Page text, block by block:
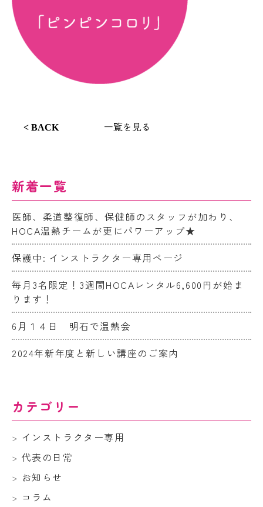
< BACK 一覧を見る
新着一覧
医師、柔道整復師、保健師のスタッフが加わり、
HOCA温熱チームが更にパワーアップ★
保護中: インストラクター専用ページ
毎月3名限定！3週間HOCAレンタル6,600円が始ま
ります！
6月１４日 明石で温熱会
2024年新年度と新しい講座のご案内
カテゴリー
インストラクター専用
代表の日常
お知らせ
コラム